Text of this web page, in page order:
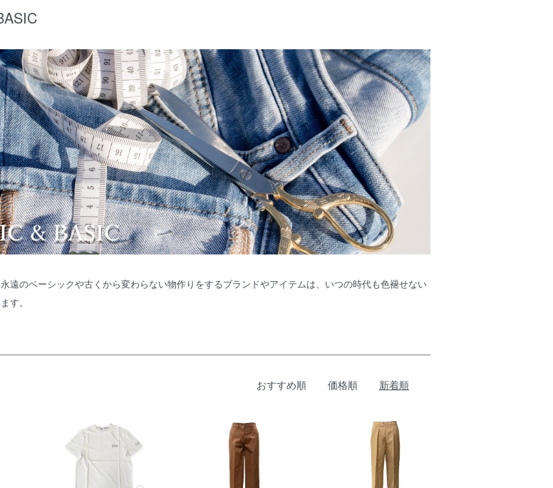
遠のベーシックや古くから変わらない物作りをするブランドやアイテムは、いつの時代も色褪せない
す。
おすすめ順 価格順 新着順